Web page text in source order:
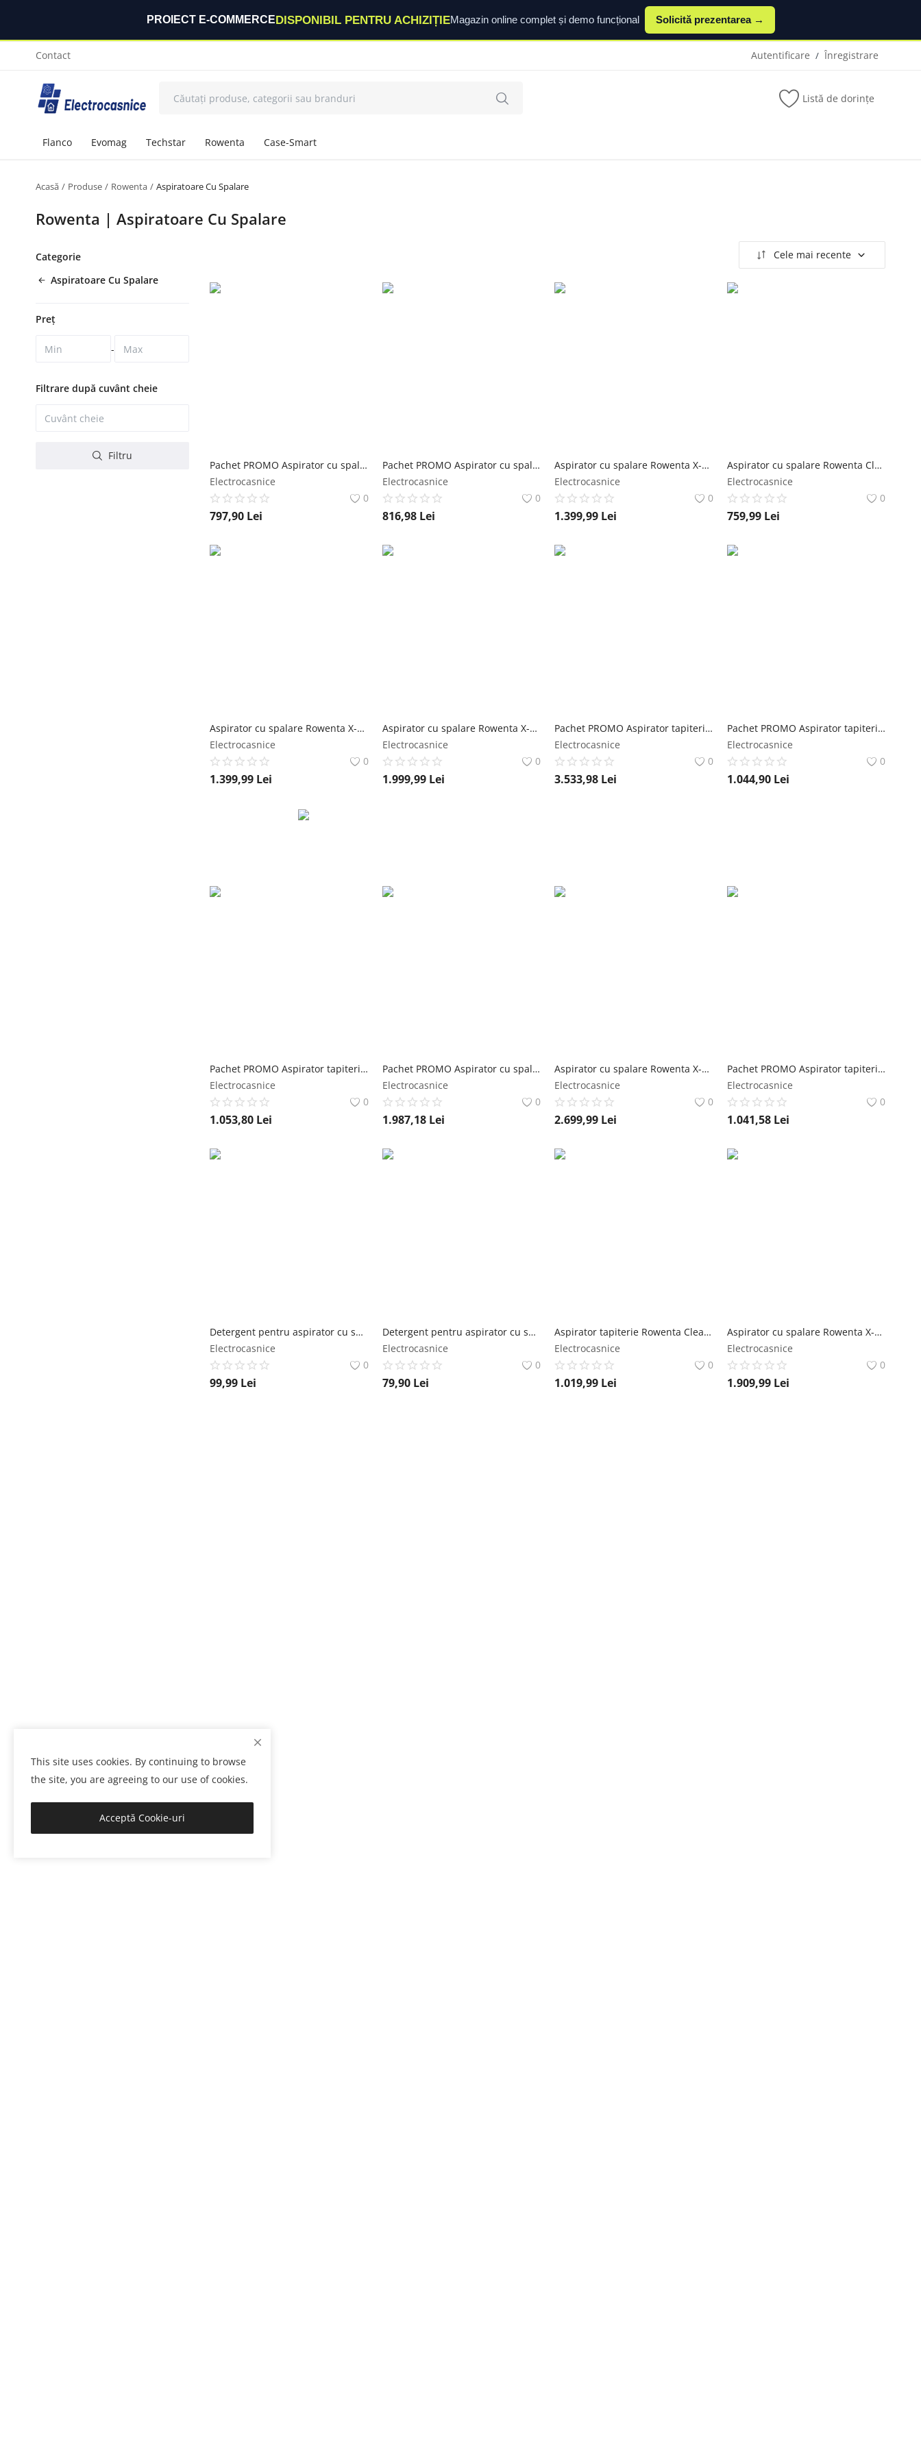
PROIECT E-COMMERCEDISPONIBIL PENTRU ACHIZIȚIEMagazin online complet și demo funcțional Solicită prezentarea →
Contact Autentificare / Înregistrare
Listă de dorințe
Flanco Evomag Techstar Rowenta Case-Smart
Acasă Produse Rowenta Aspiratoare Cu Spalare
Rowenta | Aspiratoare Cu Spalare
Categorie
Aspiratoare Cu Spalare
Preț
-
Filtrare după cuvânt cheie
Filtru
Cele mai recente
Pachet PROMO Aspirator cu spalare Rowenta Clean IT Compact IN3021F0 & Detergent pentru aspirator cu spalare Rowenta XD5310F0 pentru textile si covoare rowenta
Electrocasnice
0
797,90 Lei
Pachet PROMO Aspirator cu spalare Rowenta Clean IT Compact IN3021F0 & Detergent pentru aspirator cu spalare Rowenta XD5320F0 pentru textile rowenta
Electrocasnice
0
816,98 Lei
Aspirator cu spalare Rowenta X-Clean 2 GZ2251E0 120W 440 RPM pana la 35 min autonomie ecran LED panou de control verde & negru rowenta
Electrocasnice
0
1.399,99 Lei
Aspirator cu spalare Rowenta Clean IT Compact IN3021F0 400W rezervor apa & detergent 1.4L rezervor apa murdara 0.85L functie autocuratare accesor rowenta
Electrocasnice
0
759,99 Lei
Aspirator cu spalare Rowenta X-Clean 2 GZ2271E0 120W 440 RPM pana la 35 min autonomie ecran LED 2 role panou de control albastru & negru rowenta
Electrocasnice
0
1.399,99 Lei
Aspirator cu spalare Rowenta X-Clean 7 GZ5735E0 250 W 530 RPM pana la 50 min autonomie ecran LED functie uscare & autocuratare baza de incarcare rowenta
Electrocasnice
0
1.999,99 Lei
Pachet PROMO Aspirator tapiterie Rowenta Clean IT IN5020F0 & Aspirator cu spalare Rowenta X-Clean 10 GZ7540WO rowenta
Electrocasnice
0
3.533,98 Lei
Pachet PROMO Aspirator tapiterie Rowenta Clean IT IN5020F0 si Detergent pentru aspirator cu spalare Rowenta XD5310F0 pentru textile si covoare rowenta
Electrocasnice
0
1.044,90 Lei
Pachet PROMO Aspirator tapiterie Rowenta Clean IT IN5011F0 si Detergent lichid Rowenta XD5310F0 pentru textile si covoare 1 litru rowenta
Electrocasnice
0
1.053,80 Lei
Pachet PROMO Aspirator cu spalare Rowenta X-Clean 4 GZ5037WO & Kit accesorii role si filtre Rowenta ZR335A00 rowenta
Electrocasnice
0
1.987,18 Lei
Aspirator cu spalare Rowenta X-Clean 10 GZ7540WO 200W 550 RPM pana la 60 min autonomie ecran LED functie uscare & autocuratare baza de incarcare rowenta
Electrocasnice
0
2.699,99 Lei
Pachet PROMO Aspirator tapiterie Rowenta Clean IT IN5020F0 si Detergent lichid Rowenta XD5320F0 pentru textile covoare si pete animale de companie 1 rowenta
Electrocasnice
0
1.041,58 Lei
Detergent pentru aspirator cu spalare Rowenta XD5320F0 pentru textile covoare si pete animale de companie 1 litru compatibil cu aspiratorul pentru rowenta
Electrocasnice
0
99,99 Lei
Detergent pentru aspirator cu spalare Rowenta XD5310F0 pentru textile si covoare 1 litru compatibil cu aspiratorul cu spalare Rowenta Clean IT IN502 rowenta
Electrocasnice
0
79,90 Lei
Aspirator tapiterie Rowenta Clean IT IN5020F0 750W rezervor apa & detergent 2.3L rezervor apa murdara 1.5L perii 8/15 cm accesoriu spatii inguste rowenta
Electrocasnice
0
1.019,99 Lei
Aspirator cu spalare Rowenta X-Clean 4 GZ5037WO 200W 425 RPM pana la 50 min autonomie ecran LED functie autocuratare baza de incarcare nivel sc rowenta
Electrocasnice
0
1.909,99 Lei
This site uses cookies. By continuing to browse
the site, you are agreeing to our use of cookies.
Acceptă Cookie-uri